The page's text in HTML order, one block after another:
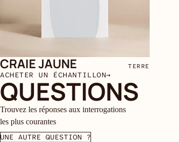
CRAIE JAUNE TERRE
ACHETER UN ÉCHANTILLON→
QUESTIONS
Trouvez les réponses aux interrogations
les plus courantes
UNE AUTRE QUESTION ?